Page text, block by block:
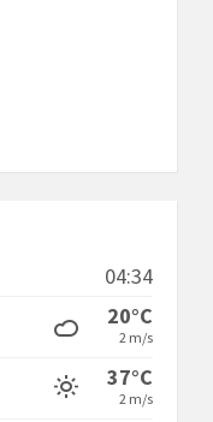
04:34
20°C
2 m/s
37°C
2 m/s